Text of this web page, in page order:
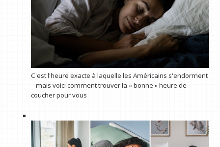
C'est l'heure exacte à laquelle les Américains s'endorment
– ​​mais voici comment trouver la « bonne » heure de
coucher pour vous